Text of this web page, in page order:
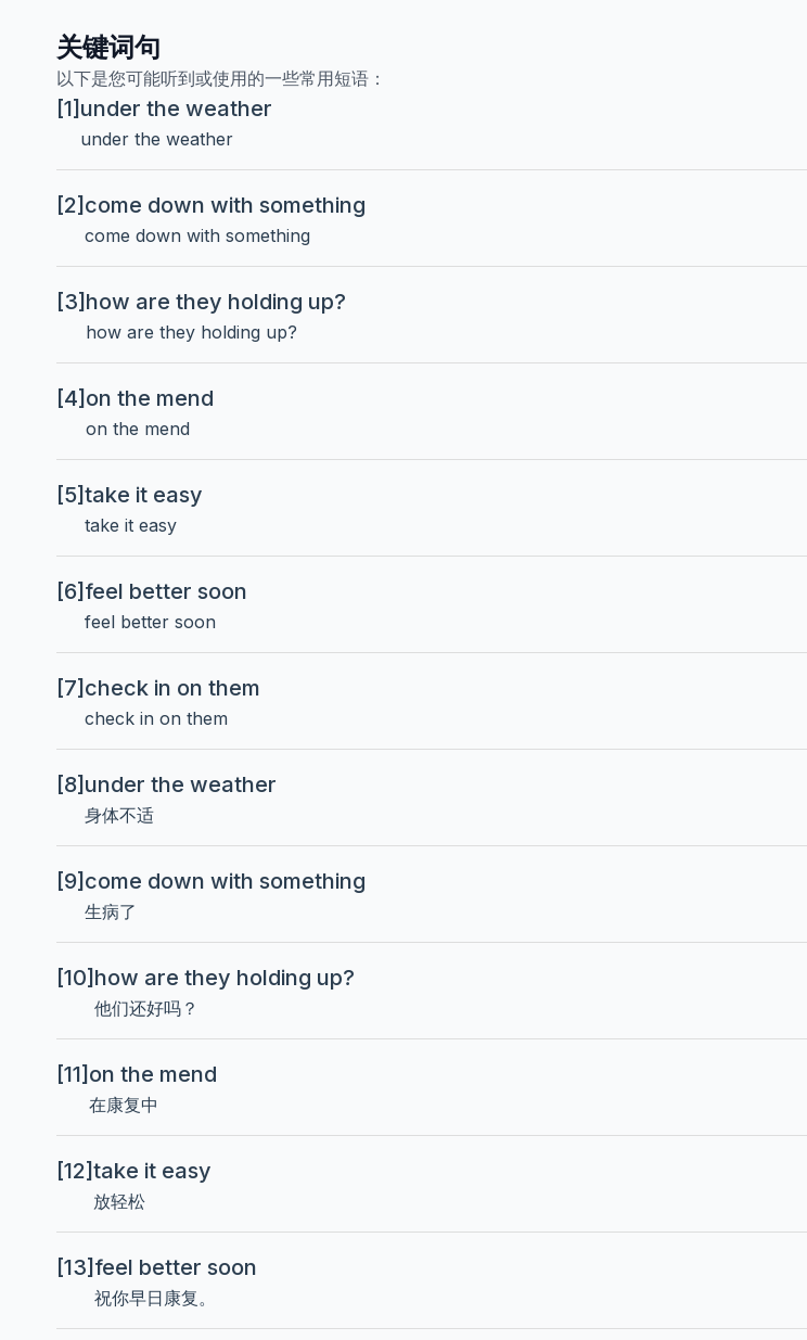
关键词句
以下是您可能听到或使用的一些常用短语：
[1] under the weather
under the weather
[2] come down with something
come down with something
[3] how are they holding up?
how are they holding up?
[4] on the mend
on the mend
[5]take it easy
take it easy
[6] feel better soon
feel better soon
[7] check in on them
check in on them
[8] under the weather
身体不适
[9] come down with something
生病了
[10] how are they holding up?
他们还好吗？
[11] on the mend
在康复中
[12]take it easy
放轻松
[13] feel better soon
祝你早日康复。